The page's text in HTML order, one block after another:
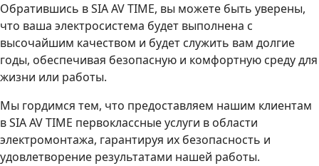
Обратившись в SIA AV TIME, вы можете быть уверены,
что ваша электросистема будет выполнена с
высочайшим качеством и будет служить вам долгие
годы, обеспечивая безопасную и комфортную среду для
жизни или работы.
Мы гордимся тем, что предоставляем нашим клиентам
в SIA AV TIME первоклассные услуги в области
электромонтажа, гарантируя их безопасность и
удовлетворение результатами нашей работы.